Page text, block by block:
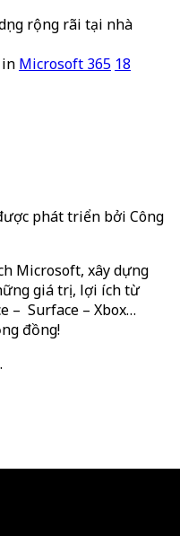
rộng rãi tại nhà
in Microsoft 365 18
phát triển bởi Công
Microsoft, xây dựng
giá trị, lợi ích từ
– Surface – Xbox…
đồng!